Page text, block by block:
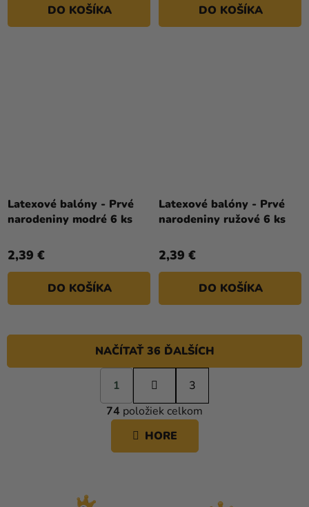
DO KOŠÍKA DO KOŠÍKA
Latexové balóny - Prvé
narodeniny modré 6 ks
2,39 €
DO KOŠÍKA
Latexové balóny - Prvé
narodeniny ružové 6 ks
2,39 €
DO KOŠÍKA
O
V
L
Á
NAČÍTAŤ 36 ĎALŠÍCH
S
t
r
á
k
o
1
3
74 položiek celkom
HORE